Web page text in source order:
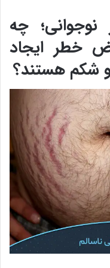
چه
خطر ایجاد‌
شکم هستند؟